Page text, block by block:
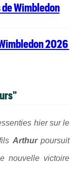
Wimbledon
2026
hier sur le
Arthurpoursuit
nouvelle victoire